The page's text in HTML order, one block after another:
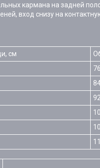
кармана на задней
вход снизу на
см